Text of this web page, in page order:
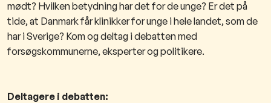
mødt? Hvilken betydning har det for de unge? Er det på
tide, at Danmark får klinikker for unge i hele landet, som de
har i Sverige? Kom og deltag i debatten med
forsøgskommunerne, eksperter og politikere.
Deltagere i debatten: